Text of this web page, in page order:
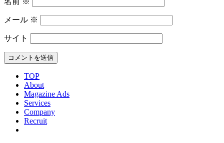
メール ※
サイト
TOP
About
Magazine Ads
Services
Company
Recruit